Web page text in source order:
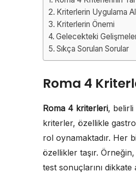
Kriterlerin Uygulama
Kriterlerin Önemi
Gelecekteki
Sıkça Sorulan Sorular
Roma 4
Roma 4 kriterleri, belirli
kriterler, özellikle
rol oynamaktadır. Her
özellikler taşır.
test sonuçlarını